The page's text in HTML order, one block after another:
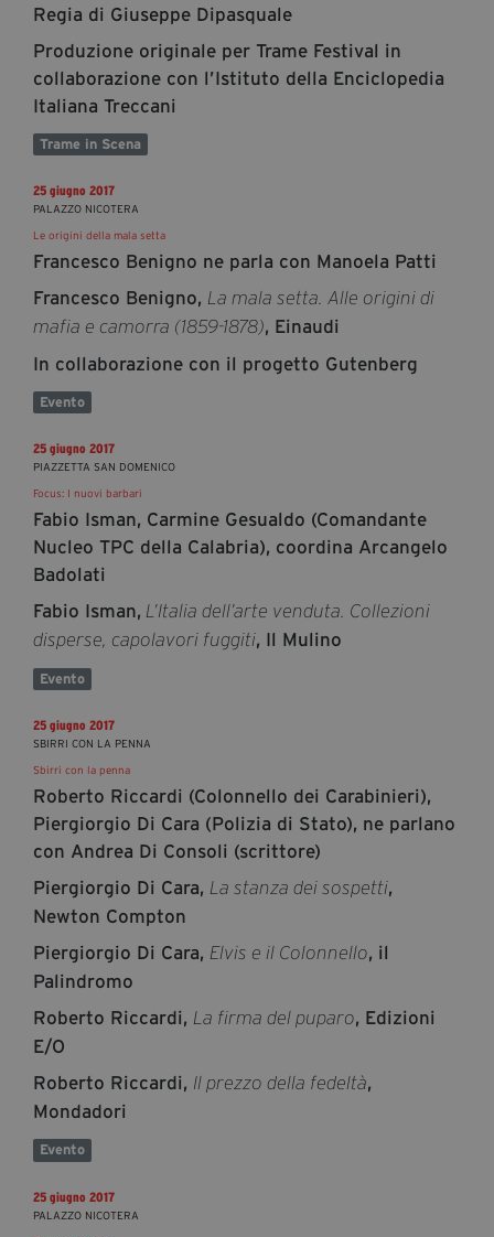
Regia di Giuseppe Dipasquale
Produzione originale per Trame Festival in
collaborazione con l’Istituto della Enciclopedia
Italiana Treccani
Trame in Scena
25 giugno 2017
PALAZZO NICOTERA
Le origini della mala setta
Francesco Benigno ne parla con Manoela Patti
Francesco Benigno, La mala setta. Alle origini di
mafia e camorra (1859-1878), Einaudi
In collaborazione con il progetto Gutenberg
Evento
25 giugno 2017
PIAZZETTA SAN DOMENICO
Focus: I nuovi barbari
Fabio Isman, Carmine Gesualdo (Comandante
Nucleo TPC della Calabria), coordina Arcangelo
Badolati
Fabio Isman, L’Italia dell’arte venduta. Collezioni
disperse, capolavori fuggiti, Il Mulino
Evento
25 giugno 2017
SBIRRI CON LA PENNA
Sbirri con la penna
Roberto Riccardi (Colonnello dei Carabinieri),
Piergiorgio Di Cara (Polizia di Stato), ne parlano
con Andrea Di Consoli (scrittore)
Piergiorgio Di Cara, La stanza dei sospetti,
Newton Compton
Piergiorgio Di Cara, Elvis e il Colonnello, il
Palindromo
Roberto Riccardi, La firma del puparo, Edizioni
E/O
Roberto Riccardi, Il prezzo della fedeltà,
Mondadori
Evento
25 giugno 2017
PALAZZO NICOTERA